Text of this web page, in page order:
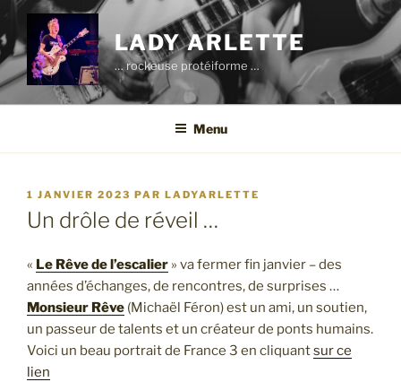
Aller
au
contenu
principal
LADY ARLETTE
… rockeuse protéiforme …
Menu
PUBLIÉ
LE
1 JANVIER 2023 PAR LADYARLETTE
Un drôle de réveil …
« Le Rêve de l’escalier » va fermer fin janvier – des
années d’échanges, de rencontres, de surprises …
Monsieur Rêve (Michaël Féron) est un ami, un soutien,
un passeur de talents et un créateur de ponts humains.
Voici un beau portrait de France 3 en cliquantsur ce
lien